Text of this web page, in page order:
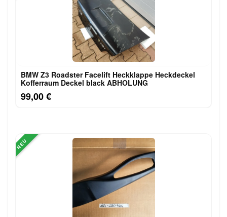
BMW Z3 Roadster Facelift Heckklappe Heckdeckel
Kofferraum Deckel black ABHOLUNG
99,00 €
NEU